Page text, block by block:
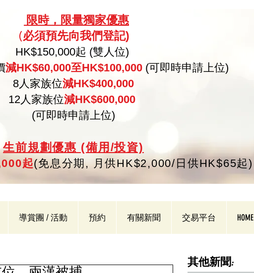
限時，限量獨家優惠
(必須預先向我們登記)
HK$150,000起 (雙人位)
減HK$60,000至HK$100,000 (可即時申請上位)
8人家族位減HK$400,000
12人家族位減HK$600,000
(可即時申請上位)
生前規劃優惠 (備用/投資)
起(免息分期, 月供HK$2,000/日供HK$65起)
導賞團 / 活動 預約 有關新聞 交易平台 HOME
其他新聞: